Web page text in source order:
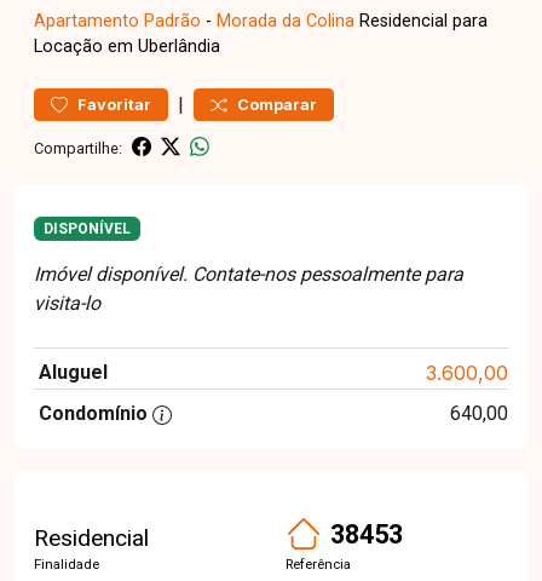
Apartamento Padrão - Morada da Colina Residencial para
Locação em Uberlândia
Favoritar | Comparar
Compartilhe:
DISPONÍVEL
Imóvel disponível. Contate-nos pessoalmente para
visita-lo
Aluguel 3.600,00
Condomínio 640,00
Residencial
Finalidade
38453
Referência